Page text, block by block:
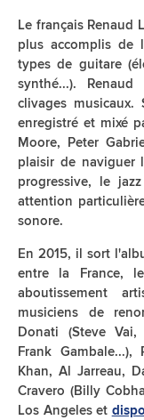
Le français Renaud
plus accomplis de
types de guitare
synthé...).
clivages musicaux.
enregistré et mixé
Moore, Peter
plaisir de naviguer
progressive, le
attention
sonore.
En 2015, il sort
entre la France,
aboutissement
musiciens de
Donati (Steve
Frank
Khan, Al Jarreau,
Cravero (Billy
Los Angeles et